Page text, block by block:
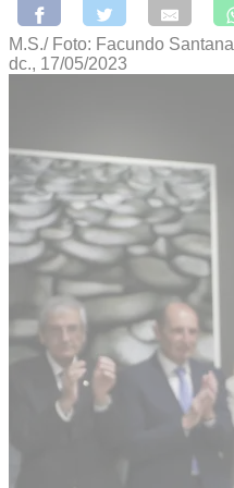
M.S./ Foto: Facundo Santana
dc., 17/05/2023